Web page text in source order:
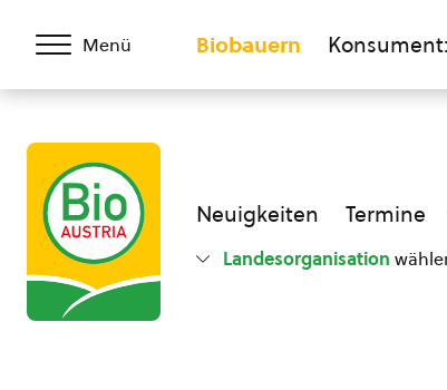
Menü Biobauern
Neuigkeiten Termine
Landesorganisation